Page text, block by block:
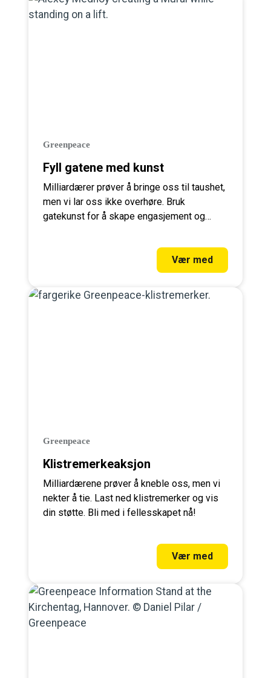
Greenpeace
Fyll gatene med kunst
Milliardærer prøver å bringe oss til taushet,
men vi lar oss ikke overhøre. Bruk
gatekunst for å skape engasjement og
Vær med
Greenpeace
Klistremerkeaksjon
Milliardærene prøver å kneble oss, men vi
nekter å tie. Last ned klistremerker og vis
din støtte. Bli med i fellesskapet nå!
Vær med